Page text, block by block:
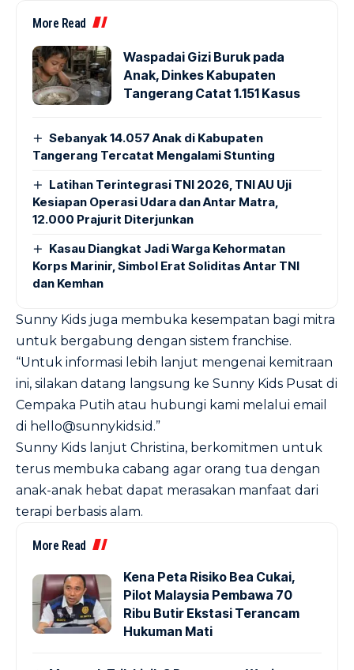
More Read
Waspadai Gizi Buruk pada
Anak, Dinkes Kabupaten
Tangerang Catat 1.151 Kasus
Sebanyak 14.057 Anak di Kabupaten
Tangerang Tercatat Mengalami Stunting
Latihan Terintegrasi TNI 2026, TNI AU Uji
Kesiapan Operasi Udara dan Antar Matra,
12.000 Prajurit Diterjunkan
Kasau Diangkat Jadi Warga Kehormatan
Korps Marinir, Simbol Erat Soliditas Antar TNI
dan Kemhan
Sunny Kids juga membuka kesempatan bagi mitra
untuk bergabung dengan sistem franchise.
“Untuk informasi lebih lanjut mengenai kemitraan
ini, silakan datang langsung ke Sunny Kids Pusat di
Cempaka Putih atau hubungi kami melalui email
di hello@sunnykids.id.”
Sunny Kids lanjut Christina, berkomitmen untuk
terus membuka cabang agar orang tua dengan
anak-anak hebat dapat merasakan manfaat dari
terapi berbasis alam.
More Read
Kena Peta Risiko Bea Cukai,
Pilot Malaysia Pembawa 70
Ribu Butir Ekstasi Terancam
Hukuman Mati